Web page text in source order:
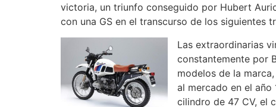
victoria, un triunfo conseguido por Hubert
con una GS en el transcurso de los siguientes
Las extraordinarias
constantemente por
modelos de la
al mercado en el
cilindro de 47 CV, el